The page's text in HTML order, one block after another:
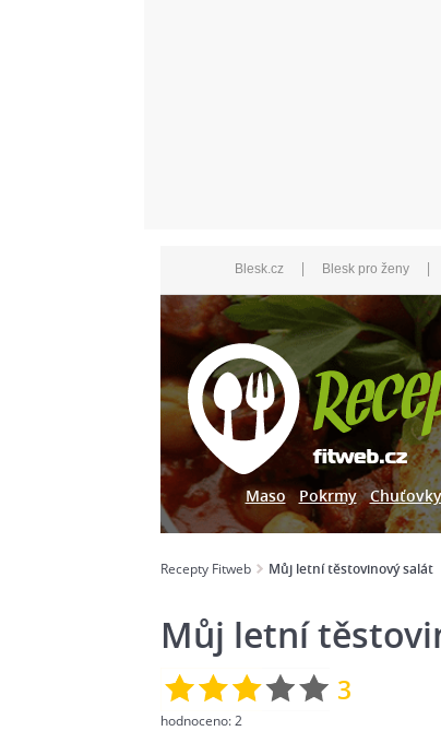
Blesk.cz | Blesk pro ženy |
Maso Pokrmy Chuťovky
Recepty Fitweb Můj letní těstovinový salát
Můj letní
3
hodnoceno:2